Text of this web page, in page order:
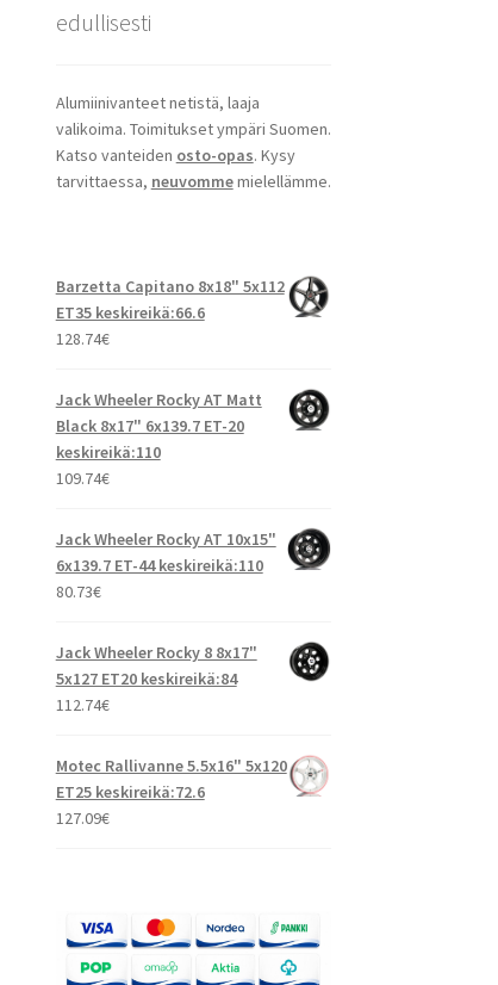
edullisesti
Alumiinivanteet netistä, laaja
valikoima. Toimitukset ympäri Suomen.
Katso vanteiden osto-opas. Kysy
tarvittaessa, neuvommemielellämme.
Barzetta Capitano 8x18" 5x112
ET35 keskireikä:66.6
128.74€
Jack Wheeler Rocky AT Matt
Black 8x17" 6x139.7 ET-20
keskireikä:110
109.74€
Jack Wheeler Rocky AT 10x15"
6x139.7 ET-44 keskireikä:110
80.73€
Jack Wheeler Rocky 8 8x17"
5x127 ET20 keskireikä:84
112.74€
Motec Rallivanne 5.5x16" 5x120
ET25 keskireikä:72.6
127.09€